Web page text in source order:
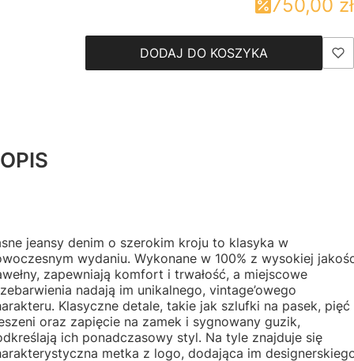
750,00 zł
DODAJ DO KOSZYKA
OPIS
jeansy denim o szerokim kroju to klasyka w
wydaniu. Wykonane w 100% z wysokiej
zapewniają komfort i trwałość, a miejscowe
nadają im unikalnego, vintage’owego
Klasyczne detale, takie jak szlufki na pasek, pięć
oraz zapięcie na zamek i sygnowany guzik,
ich ponadczasowy styl. Na tyle znajduje się
metka z logo, dodająca im